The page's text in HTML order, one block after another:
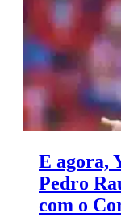
E agora,
Pedro
com o